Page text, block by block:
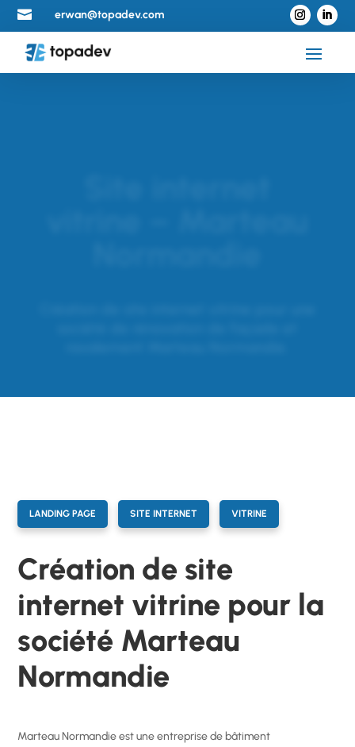
 erwan@topadev.com
LANDING PAGE SITE INTERNET VITRINE
Création de site
internet vitrine pour la
société Marteau
Normandie
Marteau Normandie est une entreprise de bâtiment